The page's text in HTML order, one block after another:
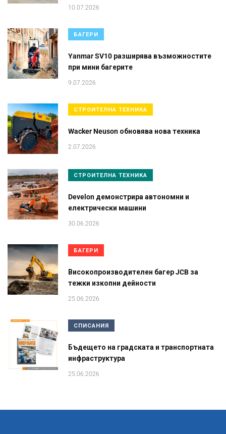
10.07.2026
БАГЕРИ
Yanmar SV10 разширява възможностите
при мини багерите
9.07.2026
СТРОИТЕЛНА ТЕХНИКА
Wacker Neuson обновява нова техника
2.07.2026
СТРОИТЕЛНА ТЕХНИКА
Develon демонстрира автономни и
електрически машини
30.06.2026
БАГЕРИ
Високопроизводителен багер JCB за
тежки изкопни дейности
25.06.2026
СПИСАНИЯ
Бъдещето на градската и транспортната
инфраструктура
25.06.2026